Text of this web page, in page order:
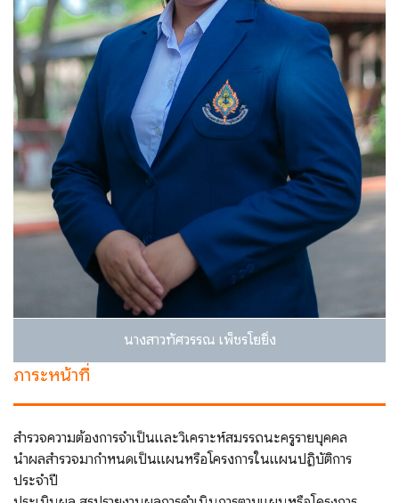
นางสาวทัศวรรณ เพ็ชรโยยิ่ง
ภาระหน้าที่
สำรวจความต้องการจำเป็นและวิเคราะห์สมรรถนะครูรายบุคคล
นำผลสำรวจมากำหนดเป็นแผนหรือโครงการในแผนปฏิบัติการ
ประจำปี